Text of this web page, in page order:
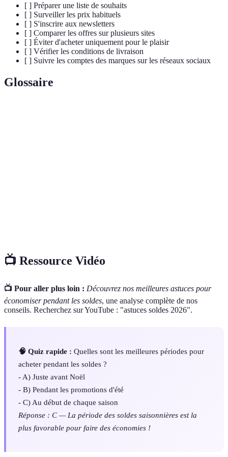
[ ] Préparer une liste de souhaits
[ ] Surveiller les prix habituels
[ ] S'inscrire aux newsletters
[ ] Comparer les offres sur plusieurs sites
[ ] Éviter d'acheter uniquement pour le plaisir
[ ] Vérifier les conditions de livraison
[ ] Suivre les comptes des marques sur les réseaux sociaux
Glossaire
📺 Ressource Vidéo
📺 Pour aller plus loin : Découvrez nos meilleures astuces pour
économiser pendant les soldes, une analyse complète de nos
conseils. Recherchez sur YouTube : "astuces soldes 2026".
🧠 Quiz rapide : Quelles sont les meilleures périodes pour
acheter pendant les soldes ?
- A) Juste avant Noël
- B) Pendant les promotions d'été
- C) Au début de chaque saison
Réponse : C — La période des soldes saisonnières est la
plus favorable pour faire des économies !